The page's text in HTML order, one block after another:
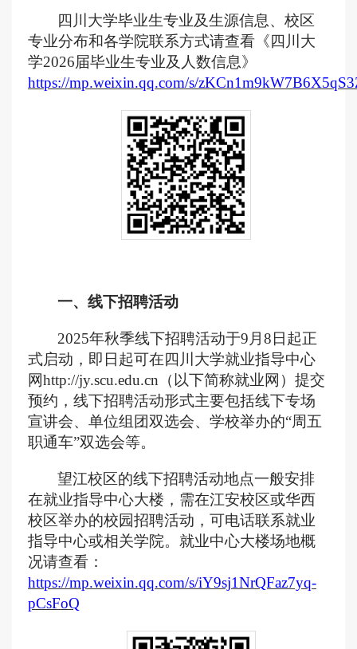
四川大学毕业生专业及生源信息、校区
专业分布和各学院联系方式请查看《四川大
学2026届毕业生专业及人数信息》
https://mp.weixin.qq.com/s/
一、线下招聘活动
2025年秋季线下招聘活动于9 月 8 日起正
式启动，即日起可在四川大学就业指导中心
网http://jy.scu.edu.cn（以下简称就业网）提交
预约，线下招聘活动形式主要包括线下专场
宣讲会、单位组团双选会、学校举办的“周五
职通车”双选会等。
望江校区的线下招聘活动地点一般安排
在就业指导中心大楼， 需在江安校区或华西
校区举办的校园招聘活动，可电话联系就业
指导中心或相关学院。 就业中心大楼场地概
况请查看：
https://mp.weixin.qq.com/s/iY9sj1NrQFaz7yq-
pCsFoQ